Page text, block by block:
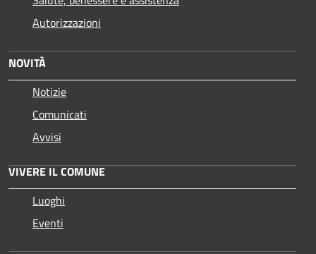
Autorizzazioni
NOVITÀ
Notizie
Comunicati
Avvisi
VIVERE IL COMUNE
Luoghi
Eventi